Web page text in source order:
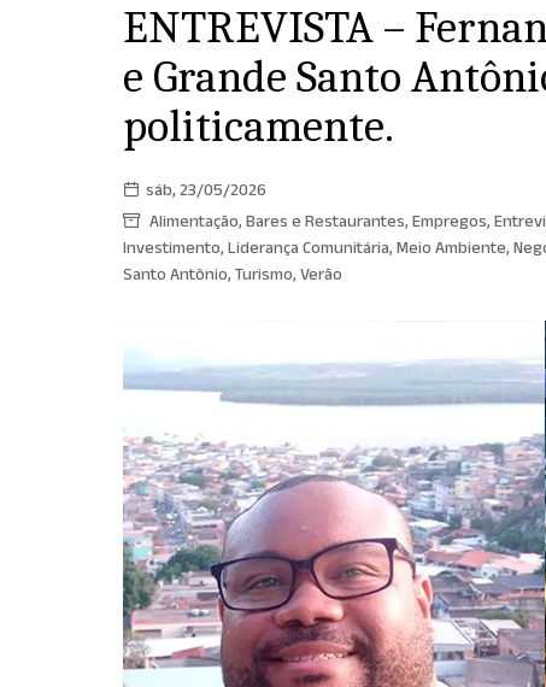
ENTREVISTA –
e Grande Santo
politicamente.
sáb, 23/05/2026
Alimentação, Bares e Restaurantes,Empregos,
Investimento,Liderança Comunitária,Meio Ambiente,
Santo Antônio,Turismo,Verão